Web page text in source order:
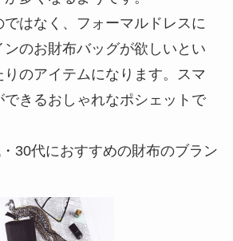
はなく、フォーマルドレスに
のお財布バッグが欲しいとい
りのアイテムになります。スマ
できるおしゃれなポシェットで
30代におすすめの財布のブラン